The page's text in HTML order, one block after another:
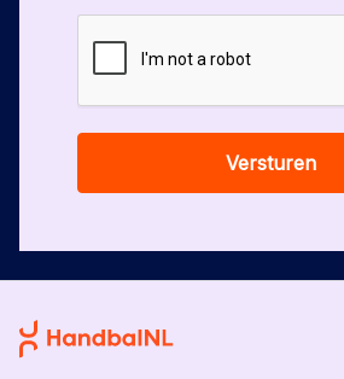
Versturen